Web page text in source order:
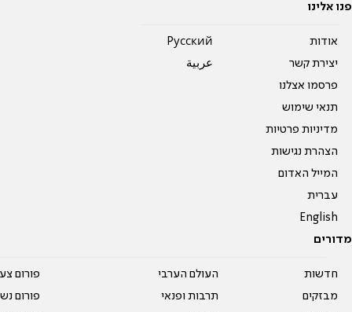
פנו אלינו
אודות
יצירת קשר
פרסמו אצלנו
תנאי שימוש
מדיניות פרטיות
הצהרת נגישות
המייל האדום
עברית
English
Pусский
عربية
מדורים
חדשות
מבזקים
העולם הערבי
תרבות ופנאי
פורום
פורום